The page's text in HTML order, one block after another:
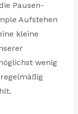
Pausen-
Aufstehen
kleine
wenig